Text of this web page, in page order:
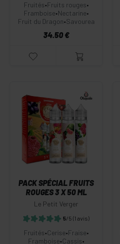
Fruités•Fruits rouges•
Framboise•Nectarine•
Fruit du Dragon•Savourea
34.50 €
PACK SPÉCIAL FRUITS
ROUGES 3 X 50 ML
Le Petit Verger
5/5 (1 avis)
Fruités•Cerise•Fraise•
Framboise•Cassis•